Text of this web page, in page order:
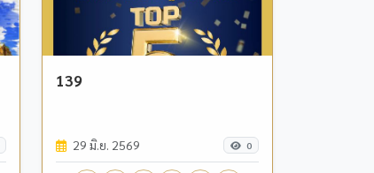
139
29 มิ.ย. 2569 0